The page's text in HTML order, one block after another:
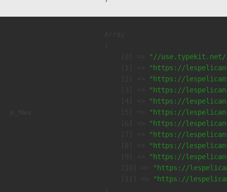
"//
"https://
"https://
"https://
"https://
"https://
"https://
"https://
"https://
"https://
"https://
"https://